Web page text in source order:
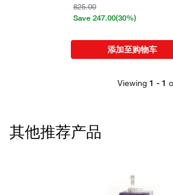
825.00
Save 247.00(30%)
添加至购物车
Viewing 1 - 1
其他推荐产品